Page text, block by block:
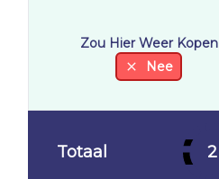
Zou Hier Weer Kopen
Nee
Totaal 2